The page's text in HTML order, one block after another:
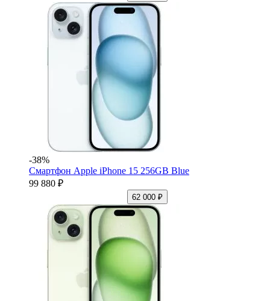
-38%
Смартфон Apple iPhone 15 256GB Blue
99 880 ₽
62 000 ₽